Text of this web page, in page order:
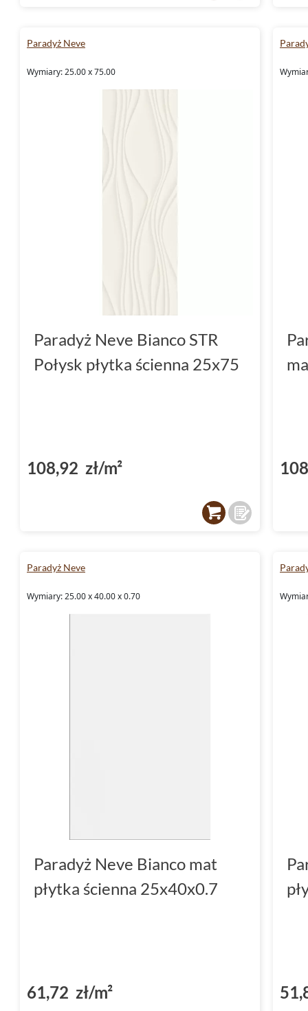
Paradyż Neve
Wymiary: 25.00 x 75.00
Paradyż Neve Bianco STR
Połysk płytka ścienna 25x75
108,92 zł/m²
Paradyż Neve
Wymiary: 25.00 x 40.00 x 0.70
Paradyż Neve Bianco mat
płytka ścienna 25x40x0.7
61,72 zł/m²